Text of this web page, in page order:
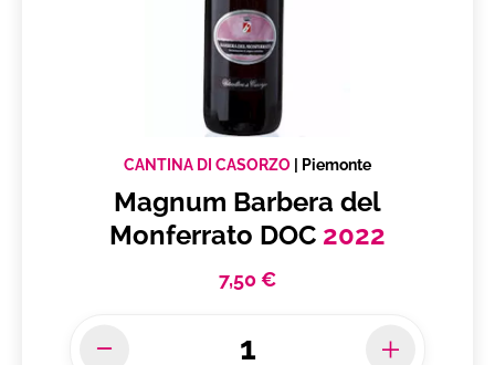
CANTINA DI CASORZO | Piemonte
Magnum Barbera del
Monferrato DOC 2022
7,50 €